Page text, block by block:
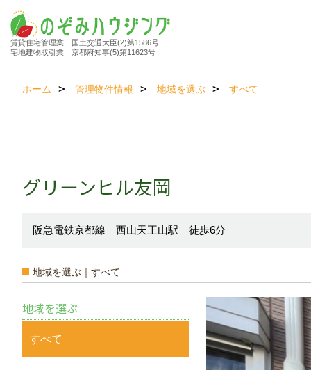
賃貸住宅管理業 国土交通大臣(2)第1586号
宅地建物取引業 京都府知事(5)第11623号
ホーム 管理物件情報 地域を選ぶ すべて
グリーンヒル友岡
阪急電鉄京都線 西山天王山駅 徒歩6分
地域を選ぶ｜すべて
地域を選ぶ
すべて